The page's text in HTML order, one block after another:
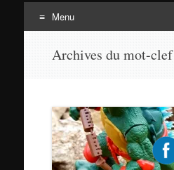
Tortuepédia
Menu
Archives du mot-